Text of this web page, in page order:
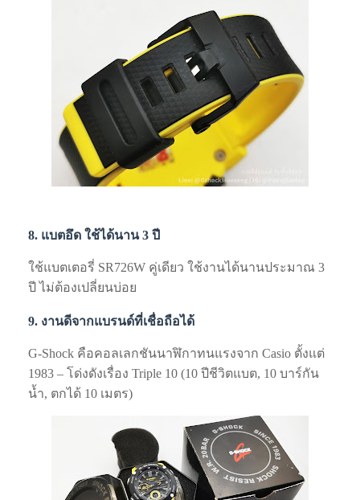
8. แบตอึด ใช้ได้นาน 3 ปี
ใช้แบตเตอรี่ SR726W คู่เดียว ใช้งานได้นานประมาณ 3
ปี ไม่ต้องเปลี่ยนบ่อย
9. งานดีจากแบรนด์ที่เชื่อถือได้
G‑Shock คือคอลเลกชันนาฬิกาทนแรงจาก Casio ตั้งแต่
1983 – โด่งดังเรื่อง Triple 10 (10 ปีชีวิตแบต, 10 บาร์กัน
น้ำ, ตกได้ 10 เมตร)